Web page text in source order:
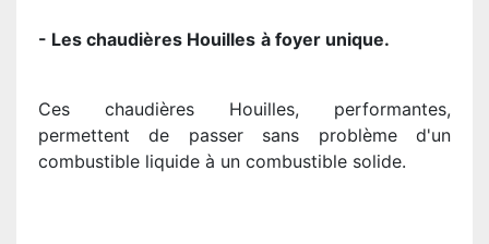
- Les chaudières Houilles à foyer unique.
Ces chaudières Houilles, performantes,
permettent de passer sans problème d'un
combustible liquide à un combustible solide.